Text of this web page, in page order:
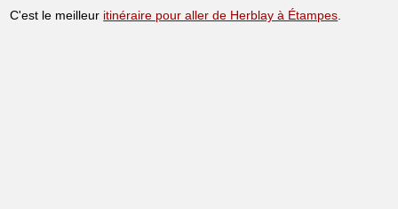
C'est le meilleur itinéraire pour aller de Herblay à Étampes.